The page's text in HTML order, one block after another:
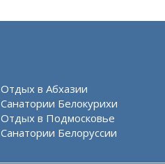
Отдых в Абхазии
Санатории Белокурихи
Отдых в Подмосковье
Санатории Белоруссии